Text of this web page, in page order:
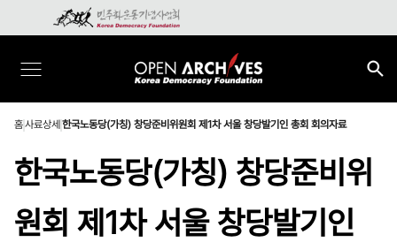
홈사료상세 한국노동당(가칭) 창당준비위원회 제1차 서울 창당발기인 총회 회의자료
한국노동당(가칭) 창당준비위
원회 제1차 서울 창당발기인